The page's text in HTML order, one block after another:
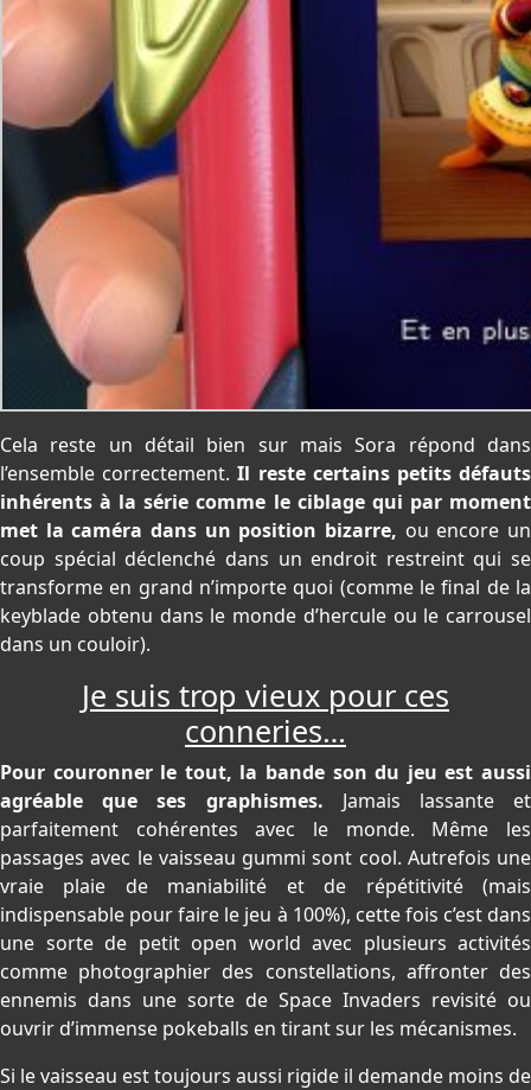
Cela reste un détail bien sur mais Sora répond dans
l’ensemble correctement. Il reste certains petits défauts
inhérents à la série comme le ciblage qui par moment
met la caméra dans un position bizarre, ou encore un
coup spécial déclenché dans un endroit restreint qui se
transforme en grand n’importe quoi (comme le final de la
keyblade obtenu dans le monde d’hercule ou le carrousel
dans un couloir).
Je suis trop vieux pour ces
conneries…
Pour couronner le tout, la bande son du jeu est aussi
agréable que ses graphismes. Jamais lassante et
parfaitement cohérentes avec le monde. Même les
passages avec le vaisseau gummi sont cool. Autrefois une
vraie plaie de maniabilité et de répétitivité (mais
indispensable pour faire le jeu à 100%), cette fois c’est dans
une sorte de petit open world avec plusieurs activités
comme photographier des constellations, affronter des
ennemis dans une sorte de Space Invaders revisité ou
ouvrir d’immense pokeballs en tirant sur les mécanismes.
Si le vaisseau est toujours aussi rigide il demande moins de